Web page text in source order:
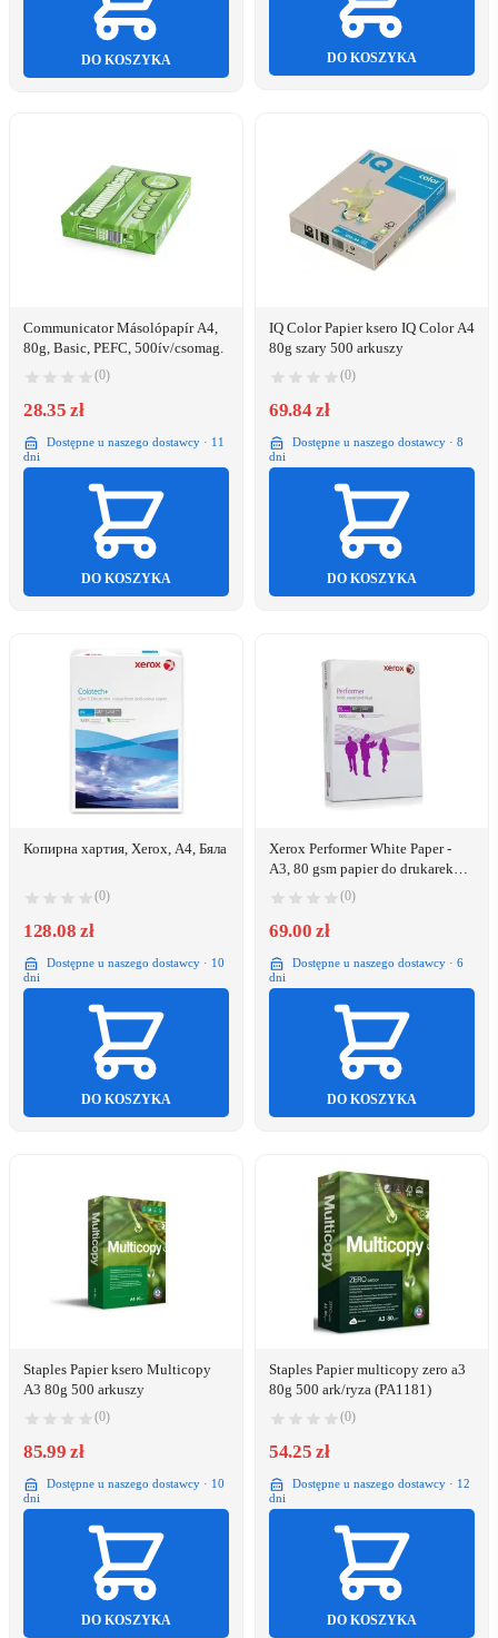
DO KOSZYKA DO KOSZYKA
Communicator Másolópapír A4,
80g, Basic, PEFC, 500ív/csomag.
(0)
28.35 zł
Dostępne u naszego dostawcy · 11
dni
DO KOSZYKA
IQ Color Papier ksero IQ Color A4
80g szary 500 arkuszy
(0)
69.84 zł
Dostępne u naszego dostawcy · 8
dni
DO KOSZYKA
Копирна хартия, Xerox, A4, Бяла
(0)
128.08 zł
Dostępne u naszego dostawcy · 10
dni
DO KOSZYKA
Xerox Performer White Paper -
A3, 80 gsm papier do drukarek
atramentowych Biały
(0)
69.00 zł
Dostępne u naszego dostawcy · 6
dni
DO KOSZYKA
Staples Papier ksero Multicopy
A3 80g 500 arkuszy
(0)
85.99 zł
Dostępne u naszego dostawcy · 10
dni
DO KOSZYKA
Staples Papier multicopy zero a3
80g 500 ark/ryza (PA1181)
(0)
54.25 zł
Dostępne u naszego dostawcy · 12
dni
DO KOSZYKA